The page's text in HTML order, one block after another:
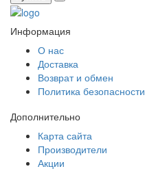
Информация
О нас
Доставка
Возврат и обмен
Политика безопасности
Дополнительно
Карта сайта
Производители
Акции